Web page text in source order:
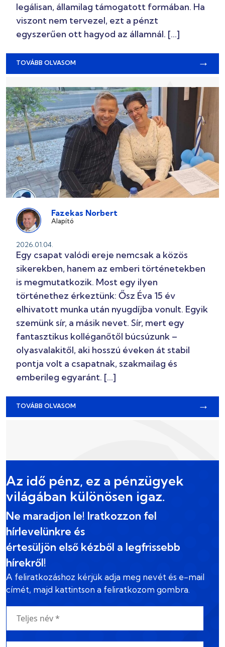
legálisan, államilag támogatott formában. Ha
viszont nem tervezel, ezt a pénzt
egyszerűen ott hagyod az államnál. […]
TOVÁBB OLVASOM →
Fazekas Norbert
Alapító
2026.01.04.
Egy csapat valódi ereje nemcsak a közös
sikerekben, hanem az emberi történetekben
is megmutatkozik. Most egy ilyen
történethez érkeztünk: Ősz Éva 15 év
elhivatott munka után nyugdíjba vonult. Egyik
szemünk sír, a másik nevet. Sír, mert egy
fantasztikus kolléganőtől búcsúzunk –
olyasvalakitől, aki hosszú éveken át stabil
pontja volt a csapatnak, szakmailag és
emberileg egyaránt. […]
TOVÁBB OLVASOM →
Az idő pénz, ez a pénzügyek
világában különösen igaz.
Ne maradjon le! Iratkozzon fel
hírlevelünkre és
értesüljön első kézből a legfrissebb
hírekről!
A feliratkozáshoz kérjük adja meg nevét és e-mail
címét, majd kattintson a feliratkozom gombra.